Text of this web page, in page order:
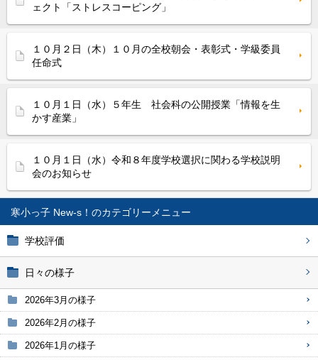
寒小っ子 New-s！
学校評価
日々の様子
2026年3月の様子
2026年2月の様子
2026年1月の様子
ェクト「ストレスコーピング」
１０月２日（木）１０月の全校朝会・表彰式・学級委員
任命式
１０月１日（水）５年生 社会科の公開授業「情報を生
かす産業」
１０月１日（水）令和８年度学校選択に関わる学校説明
会のお知らせ